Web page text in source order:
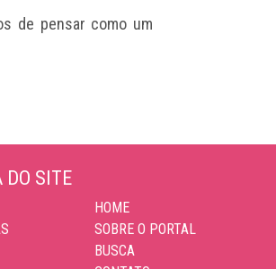
de pensar como um
DO SITE
HOME
SOBRE O PORTAL
BUSCA